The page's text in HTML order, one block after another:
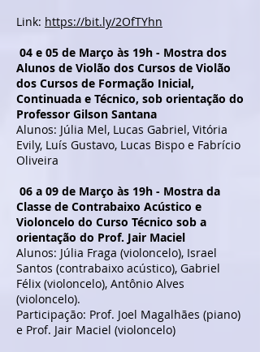
Link: https://bit.ly/2OfTYhn
04 e 05 de Março às 19h - Mostra dos
Alunos de Violão dos Cursos de Violão
dos Cursos de Formação Inicial,
Continuada e Técnico, sob orientação do
Professor Gilson Santana
Alunos: Júlia Mel, Lucas Gabriel, Vitória
Evily, Luís Gustavo, Lucas Bispo e Fabrício
Oliveira
06 a 09 de Março às 19h - Mostra da
Classe de Contrabaixo Acústico e
Violoncelo do Curso Técnico sob a
orientação do Prof. Jair Maciel
Alunos: Júlia Fraga (violoncelo), Israel
Santos (contrabaixo acústico), Gabriel
Félix (violoncelo), Antônio Alves
(violoncelo).
Participação: Prof. Joel Magalhães (piano)
e Prof. Jair Maciel (violoncelo)